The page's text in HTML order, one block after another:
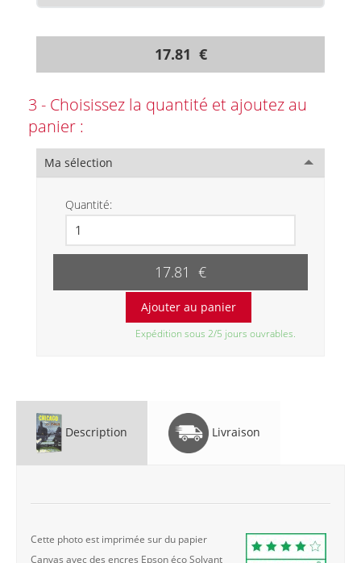
17.81 €
3 - Choisissez la quantité et ajoutez au
panier :
Ma sélection
Quantité:
17.81 €
Expédition sous 2/5 jours ouvrables.
Description Livraison
Cette photo est imprimée sur du papier
Canvas avec des encres Epson éco Solvant